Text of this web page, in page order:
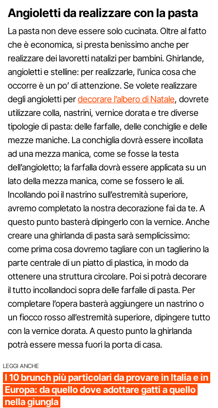
Angioletti da realizzare con la pasta
La pasta non deve essere solo cucinata. Oltre al fatto
che è economica, si presta benissimo anche per
realizzare dei lavoretti natalizi per bambini. Ghirlande,
angioletti e stelline: per realizzarle, l’unica cosa che
occorre è un po’ di attenzione. Se volete realizzare
degli angioletti perdecorare l’albero di Natale, dovrete
utilizzare colla, nastrini, vernice dorata e tre diverse
tipologie di pasta: delle farfalle, delle conchiglie e delle
mezze maniche. La conchiglia dovrà essere incollata
ad una mezza manica, come se fosse la testa
dell’angioletto; la farfalla dovrà essere applicata su un
lato della mezza manica, come se fossero le ali.
Incollando poi il nastrino sull’estremità superiore,
avremo completato la nostra decorazione fai da te. A
questo punto basterà dipingerlo con la vernice. Anche
creare una ghirlanda di pasta sarà semplicissimo:
come prima cosa dovremo tagliare con un taglierino la
parte centrale di un piatto di plastica, in modo da
ottenere una struttura circolare. Poi si potrà decorare
il tutto incollandoci sopra delle farfalle di pasta. Per
completare l’opera basterà aggiungere un nastrino o
un fiocco rosso all’estremità superiore, dipingere tutto
con la vernice dorata. A questo punto la ghirlanda
potrà essere messa fuori la porta di casa.
LEGGI ANCHE
I 10 brunch più particolari da provare in Italia e in
Europa: da quello dove adottare gatti a quello
nella giungla